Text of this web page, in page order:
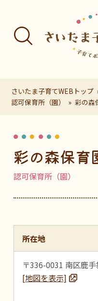
さいたま子育てWEBトップ
認可保育所（園）
彩の森
彩の森保育
認可保育所（園）
所在地
〒336-0031 南区鹿
[地図を表示]